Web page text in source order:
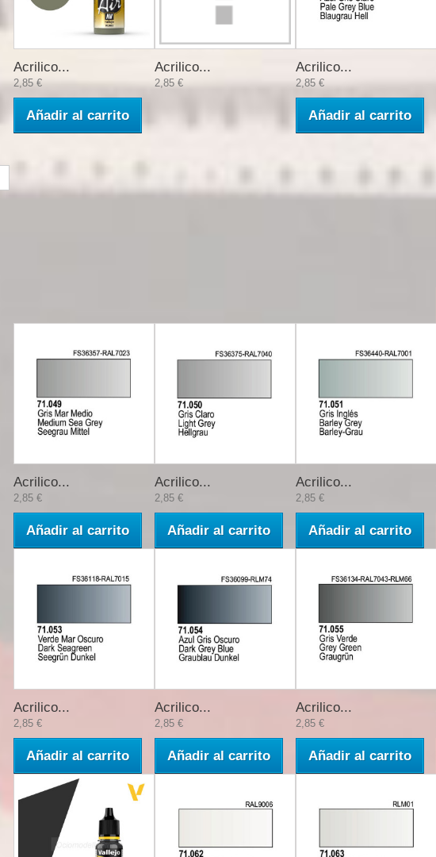
Acrilico...
2,85 €
Añadir al carrito
Acrilico...
2,85 €
Acrilico...
2,85 €
Añadir al carrito
Acrilico...
2,85 €
Añadir al carrito
Acrilico...
2,85 €
Añadir al carrito
Acrilico...
2,85 €
Añadir al carrito
Acrilico...
2,85 €
Añadir al carrito
Acrilico...
2,85 €
Añadir al carrito
Acrilico...
2,85 €
Añadir al carrito